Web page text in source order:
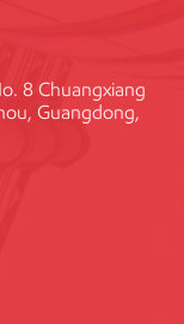
8 Chuangxiang
Guangdong,